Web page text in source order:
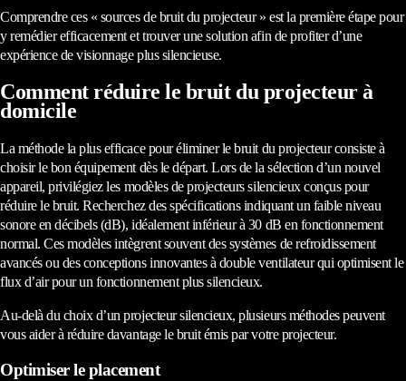
Comprendre ces « sources de bruit du projecteur » est la première étape pour
y remédier efficacement et trouver une solution afin de profiter d’une
expérience de visionnage plus silencieuse.
Comment réduire le bruit du projecteur à
domicile
La méthode la plus efficace pour éliminer le bruit du projecteur consiste à
choisir le bon équipement dès le départ. Lors de la sélection d’un nouvel
appareil, privilégiez les modèles de projecteurs silencieux conçus pour
réduire le bruit. Recherchez des spécifications indiquant un faible niveau
sonore en décibels (dB), idéalement inférieur à 30 dB en fonctionnement
normal. Ces modèles intègrent souvent des systèmes de refroidissement
avancés ou des conceptions innovantes à double ventilateur qui optimisent le
flux d’air pour un fonctionnement plus silencieux.
Au-delà du choix d’un projecteur silencieux, plusieurs méthodes peuvent
vous aider à réduire davantage le bruit émis par votre projecteur.
Optimiser le placement